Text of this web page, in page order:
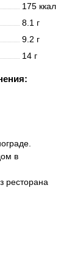
175 ккал
8.1 г
9.2 г
14 г
в
ресторана